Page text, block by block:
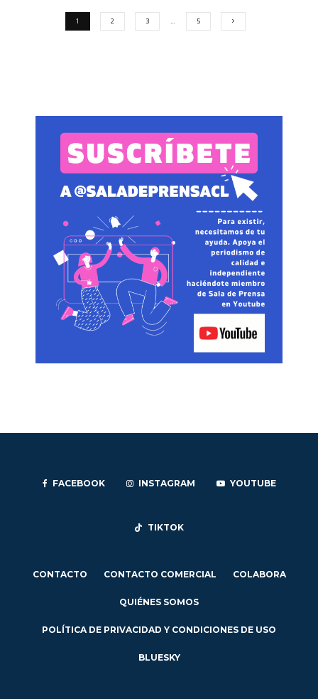
1 2 3 … 5
FACEBOOK INSTAGRAM YOUTUBE
TIKTOK
CONTACTO CONTACTO COMERCIAL COLABORA
QUIÉNES SOMOS
POLÍTICA DE PRIVACIDAD Y CONDICIONES DE USO
BLUESKY